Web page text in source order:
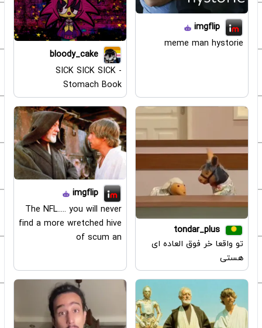
imgflip
meme man hystorie
bloody_cake
SICK SICK SICK -
Stomach Book
tondar_plus
تو واقعا خر فوق العاده ای
هستی
imgflip
The NFL..... you will never
find a more wretched hive
of scum an